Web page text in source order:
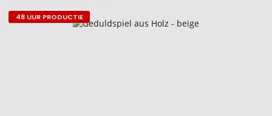
Naar
48 UUR PRODUCTIE